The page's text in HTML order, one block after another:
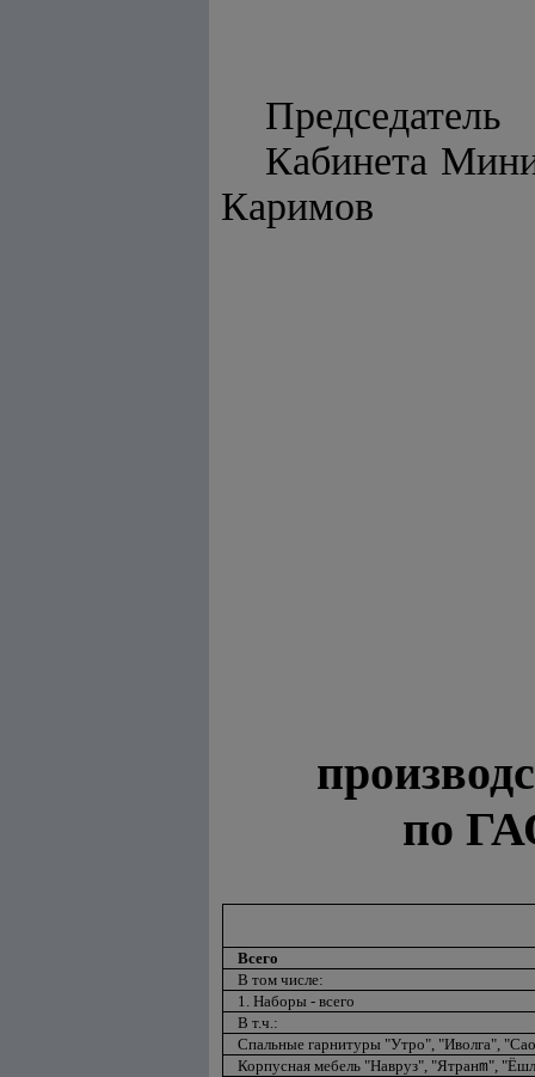
Председатель
Каримов
по
Всего
В том числе:
1. Наборы - всего
В т.ч.:
Спальные гарнитуры "Утро", "Иволга",
Корпусная мебель "Навруз", "Ятранm",